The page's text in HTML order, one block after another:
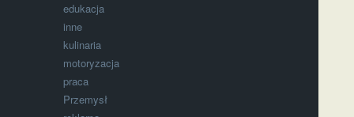
edukacja
inne
kulinaria
motoryzacja
praca
Przemysł